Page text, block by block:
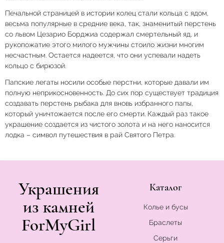
Печальной страницей в истории колец стали кольца с ядом,
весьма популярные в средние века, так, знаменитый перстень
со львом Цезарио Борджиа содержал смертельный яд, и
рукопожатие этого милого мужчины стоило жизни многим
несчастным. Остается надеется, что они успевали надеть
кольцо с бирюзой.
Папские легаты носили особые перстни, которые давали им
полную неприкосновенность. До сих пор существует традиция
создавать перстень рыбака для вновь избранного папы,
который уничтожается после его смерти. Каждый раз такое
украшение создается из чистого золота и на него наносится
лодка – символ путешествия в рай Святого Петра.
Украшения
из камней
ForMyGirl
Каталог
Колье и бусы
Браслеты
Серьги